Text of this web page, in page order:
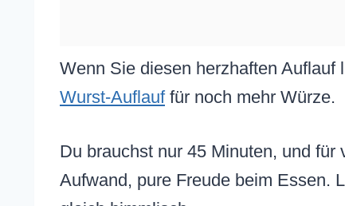
Wenn Sie diesen herzhaften Auflauf
Wurst-Auflauffür noch mehr Würze.
Du brauchst nur 45 Minuten, und
Aufwand, pure Freude beim Essen.